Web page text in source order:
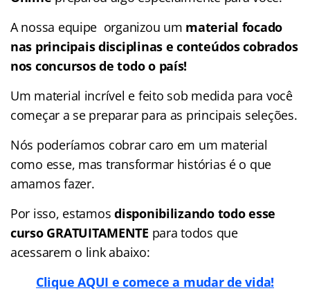
A nossa equipe organizou um material focado
nas principais disciplinas e conteúdos cobrados
nos concursos de todo o país!
Um material incrível e feito sob medida para você
começar a se preparar para as principais seleções.
Nós poderíamos cobrar caro em um material
como esse, mas transformar histórias é o que
amamos fazer.
Por isso, estamos disponibilizando todo esse
curso GRATUITAMENTE para todos que
acessarem o link abaixo:
Clique AQUI e comece a mudar de vida!